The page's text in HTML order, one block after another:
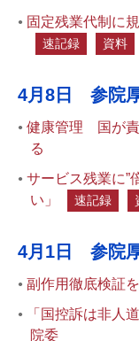
固定残業代制に
速記録 資料
4月8日 参院
健康管理 国が
る
サービス残業に”
い」
速記録
4月1日 参院
副作用徹底検証
「国控訴は非人
院委